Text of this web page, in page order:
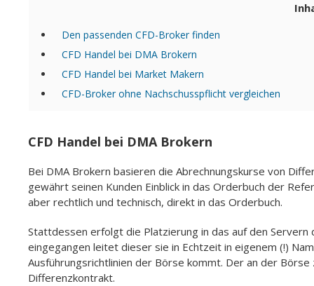
Den passenden CFD-Broker finden
CFD Handel bei DMA Brokern
CFD Handel bei Market Makern
CFD-Broker ohne Nachschusspflicht vergleichen
CFD Handel bei DMA Brokern
Bei DMA Brokern basieren die Abrechnungskurse von
gewährt seinen Kunden Einblick in das Orderbuch der
aber rechtlich und technisch, direkt in das Orderbuch.
Stattdessen erfolgt die Platzierung in das auf den
eingegangen leitet dieser sie in Echtzeit in eigenem (!)
Ausführungsrichtlinien der Börse kommt. Der an der
Differenzkontrakt.